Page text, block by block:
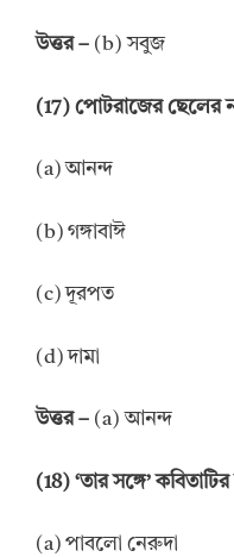
উত্তর – (b) সবুজ
(17) পোটরাজের ছেলের
(a) আনন্দ
(b) গঙ্গাবাঈ
(c) দূরপত
(d) দামা
উত্তর – (a) আনন্দ
(18) ‘তার সঙ্গে’
(a) পাবলো নেরুদা